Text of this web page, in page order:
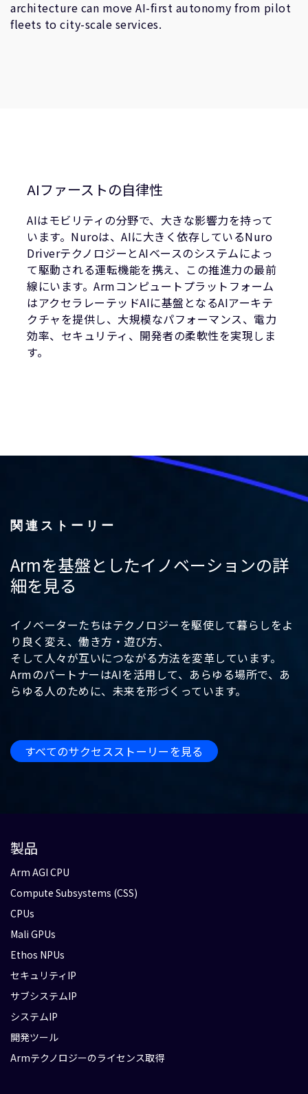
architecture can move AI-first autonomy from pilot
fleets to city-scale services.
AIファーストの自律性
AIはモビリティの分野で、大きな影響力を持って
います。Nuroは、AIに大きく依存しているNuro
DriverテクノロジーとAIベースのシステムによっ
て駆動される運転機能を携え、この推進力の最前
線にいます。Armコンピュートプラットフォーム
はアクセラレーテッドAIに基盤となるAIアーキテ
クチャを提供し、大規模なパフォーマンス、電力
効率、セキュリティ、開発者の柔軟性を実現しま
す。
関連ストーリー
Armを基盤としたイノベーションの詳
細を見る
イノベーターたちはテクノロジーを駆使して暮らしをよ
り良く変え、働き方・遊び方、
そして人々が互いにつながる方法を変革しています。
ArmのパートナーはAIを活用して、あらゆる場所で、あ
らゆる人のために、未来を形づくっています。
すべてのサクセスストーリーを見る
製品
Arm AGI CPU
Compute Subsystems (CSS)
CPUs
Mali GPUs
Ethos NPUs
セキュリティIP
サブシステムIP
システムIP
開発ツール
Armテクノロジーのライセンス取得